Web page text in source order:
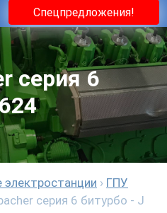
Спецпредложения!
cерия 6
› ГПУ
cерия 6 битурбо - J